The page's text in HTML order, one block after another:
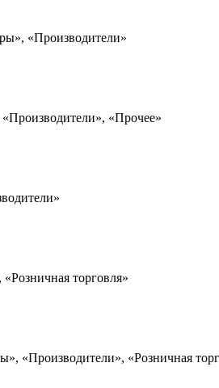
«Производители»
«Прочее»
торговля»
«Производители», «Розничная